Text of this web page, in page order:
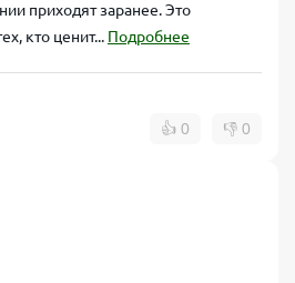
приходят заранее. Это
кто ценит... Подробнее
👍 0 👎 0